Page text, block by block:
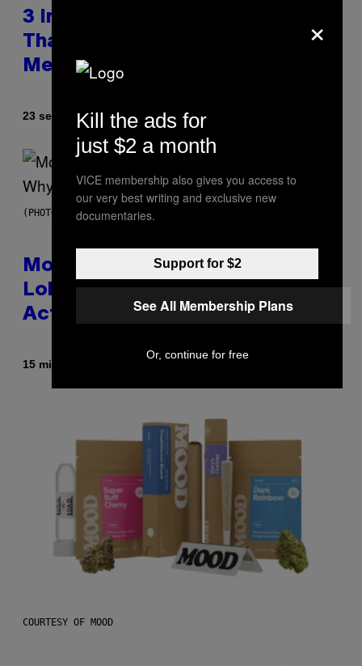
3 Insufferable Pop Music Tropes
That Predate the Gen Alpha
Melody
23 seconds agoBy Lauren Boisvert
(PHOTO VIA T-MOBILE)
Monoculture is Dead, and
Lollapalooza Proved Why That’s
Actually a Great Thing
15 minutes ago
COURTESY OF MOOD
×
Kill the ads for
just $2 a month
VICE membership also gives you access to
our very best writing and exclusive new
documentaries.
Support for $2
See All Membership Plans
Or, continue for free